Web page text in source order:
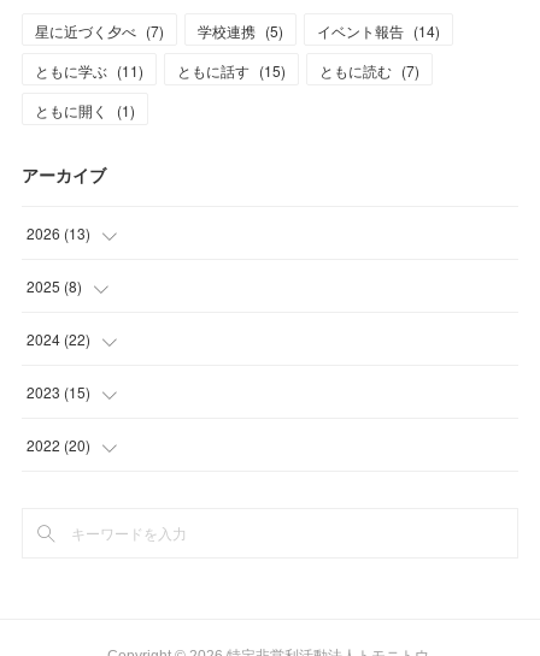
星に近づく夕べ (7) 学校連携 (5) イベント報告 (14)
ともに学ぶ (11) ともに話す (15) ともに読む (7)
ともに開く
(1)
アーカイブ
2026 (13)
( )
(2
(3
(1
2025 (8)
(1
(1
(2
(1)
2024 (22)
(2
(3
(2
2023 (15)
(1
(
2022 (20)
(